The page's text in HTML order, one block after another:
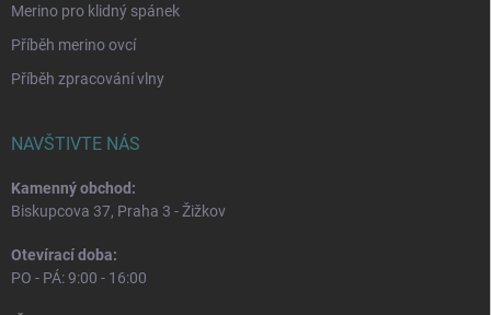
Merino pro klidný spánek
Příběh merino ovcí
Příběh zpracování vlny
NAVŠTIVTE NÁS
Kamenný obchod:
Biskupcova 37, Praha 3 - Žižkov
Otevírací doba:
PO - PÁ: 9:00 - 16:00